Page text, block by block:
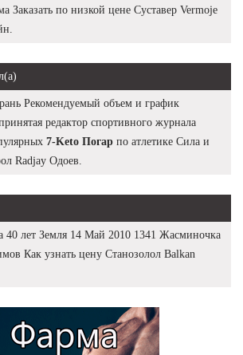
Заказать по низкой цене Суставер Vermoje
Рекомендуемый объем и график
редактор спортивного журнала
7-Keto Погар по атлетике Сила и
Radjay Одоев.
лет Земля 14 Май 2010 1341 Жасминочка
Как узнать цену Станозолол Balkan